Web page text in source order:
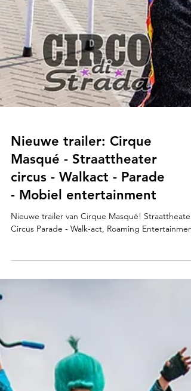
Nieuwe trailer: Cirque
Masqué - Straattheater
circus - Walkact - Parade
- Mobiel entertainment